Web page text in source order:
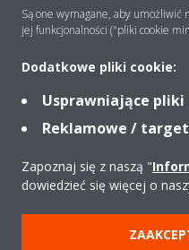
Produkty
Zastrzeżenia prawne
Są one wymagane, aby umożliwić
jej funkcjonalności ("pliki cookie
Dodatkowe pliki cookie:
Usprawniające pliki
Reklamowe /
Zapoznaj się z naszą "
dowiedzieć się więcej o